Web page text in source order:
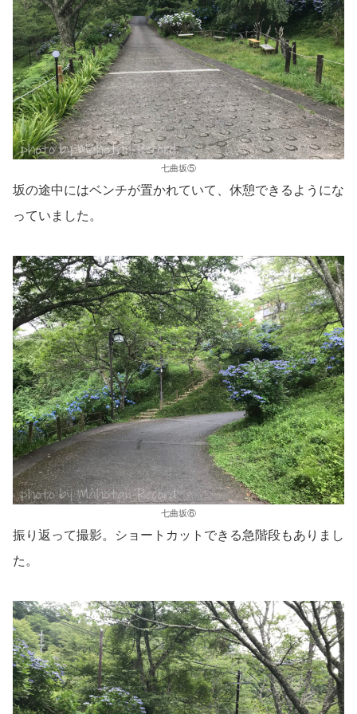
七曲坂⑤
坂の途中にはベンチが置かれていて、休憩できるようにな
っていました。
七曲坂⑥
振り返って撮影。ショートカットできる急階段もありまし
た。